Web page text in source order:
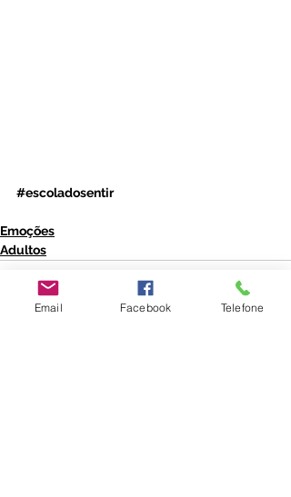
#escoladosentir
Emoções
Adultos
Email Facebook Telefone